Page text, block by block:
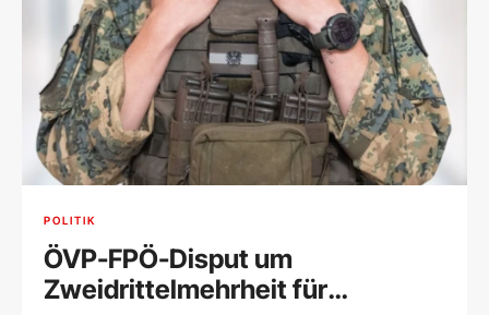
POLITIK
ÖVP-FPÖ-Disput um
Zweidrittelmehrheit für